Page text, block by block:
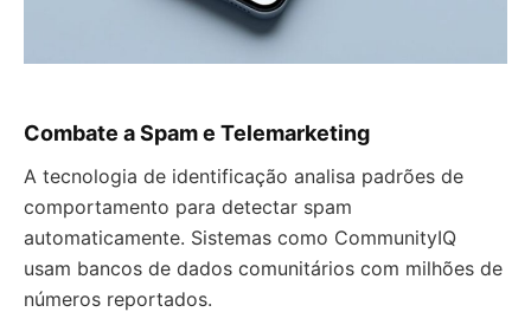
Combate a Spam e Telemarketing
A tecnologia de identificação analisa padrões de
comportamento para detectar spam
automaticamente. Sistemas como CommunityIQ
usam bancos de dados comunitários com milhões de
números reportados.